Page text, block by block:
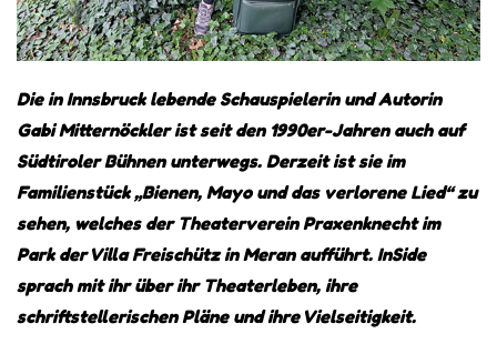
Die in Innsbruck lebende Schauspielerin und Autorin
Gabi Mitternöckler ist seit den 1990er-Jahren auch auf
Südtiroler Bühnen unterwegs. Derzeit ist sie im
Familienstück „Bienen, Mayo und das verlorene Lied“ zu
sehen, welches der Theaterverein Praxenknecht im
Park der Villa Freischütz in Meran aufführt. InSide
sprach mit ihr über ihr Theaterleben, ihre
schriftstellerischen Pläne und ihre Vielseitigkeit.